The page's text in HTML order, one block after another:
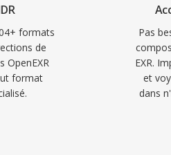
formats
de
OpenEXR
format
Pas
EXR.
et
dans